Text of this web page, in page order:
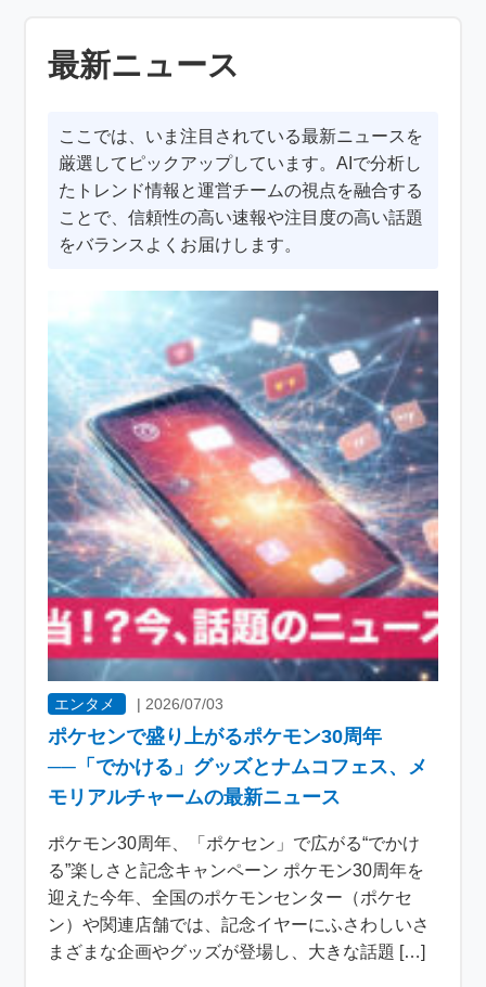
最新ニュース
ここでは、いま注目されている最新ニュースを
厳選してピックアップしています。AIで分析し
たトレンド情報と運営チームの視点を融合する
ことで、信頼性の高い速報や注目度の高い話題
をバランスよくお届けします。
エンタメ | 2026/07/03
ポケセンで盛り上がるポケモン30周年
──「でかける」グッズとナムコフェス、メ
モリアルチャームの最新ニュース
ポケモン30周年、「ポケセン」で広がる“でかけ
る”楽しさと記念キャンペーン ポケモン30周年を
迎えた今年、全国のポケモンセンター（ポケセ
ン）や関連店舗では、記念イヤーにふさわしいさ
まざまな企画やグッズが登場し、大きな話題 […]